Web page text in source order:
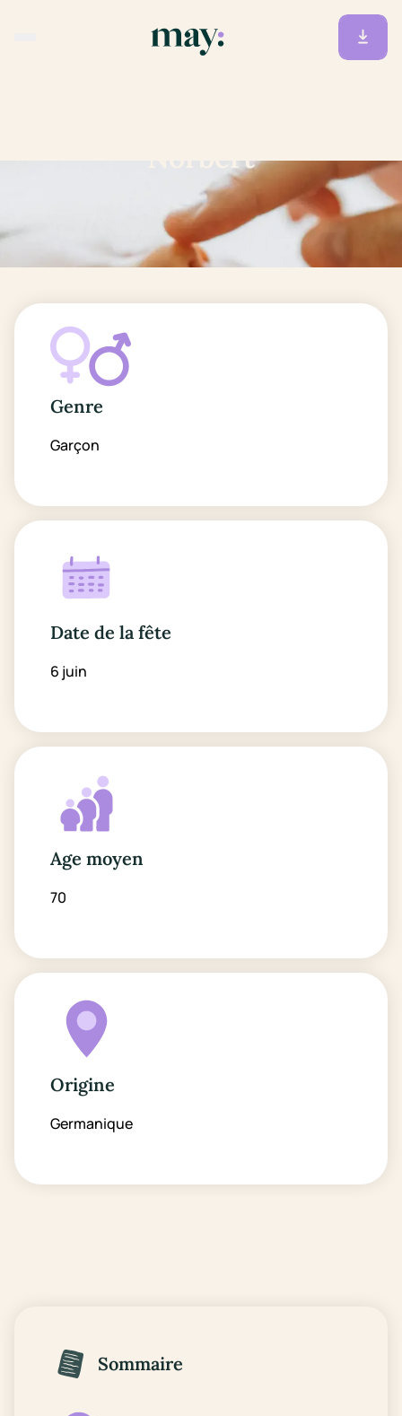
Norbert
Genre
Garçon
Date de la fête
6 juin
Age moyen
70
Origine
Germanique
Sommaire